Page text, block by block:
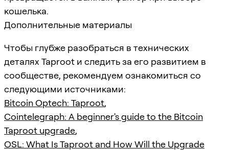
кошелька.
Дополнительные материалы
Чтобы глубже разобраться в технических
деталях Taproot и следить за его развитием в
сообществе, рекомендуем ознакомиться со
следующими источниками:
Bitcoin Optech: Taproot,
Cointelegraph: A beginner's guide to the Bitcoin
Taproot upgrade,
OSL: What Is Taproot and How Will the Upgrade